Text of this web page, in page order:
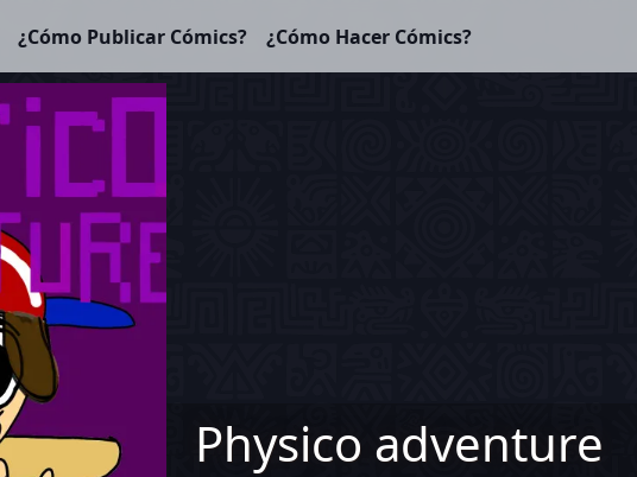
¿Cómo Publicar Cómics? ¿Cómo Hacer Cómics?
Physico adventure